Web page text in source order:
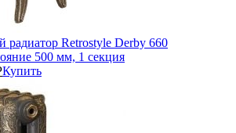
радиатор Retrostyle Derby 660
500 мм, 1 секция
Купить